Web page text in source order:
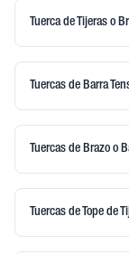
Tuerca de Tijeras o
Tuercas de Barra
Tuercas de Brazo o
Tuercas de Tope de